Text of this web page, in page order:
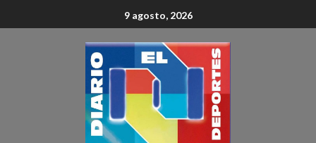
9 agosto, 2026